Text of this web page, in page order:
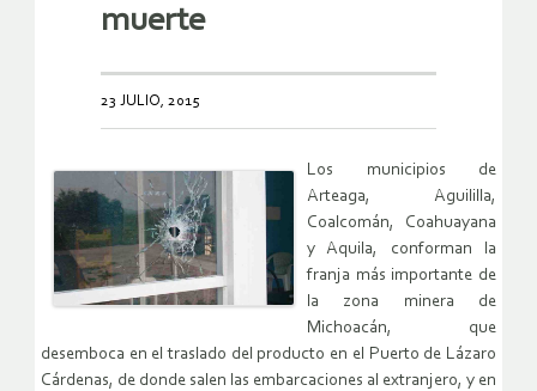
muerte
23 JULIO, 2015
Los municipios de
Arteaga, Aguililla,
Coalcomán, Coahuayana
y Aquila, conforman la
franja más importante de
la zona minera de
Michoacán, que
desemboca en el traslado del producto en el Puerto de Lázaro
Cárdenas, de donde salen las embarcaciones al extranjero, y en